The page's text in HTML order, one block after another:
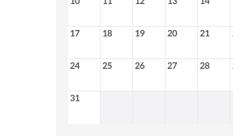
17 18 19 20 21
24 25 26 27 28
31